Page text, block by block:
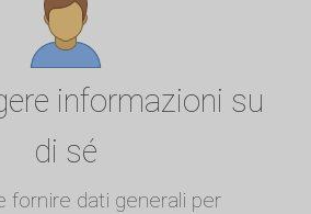
informazioni su
di sé
fornire dati generali per